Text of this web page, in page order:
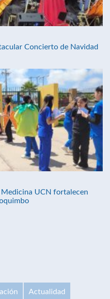
Concierto de Navidad
Medicina UCN fortalecen
Actualidad